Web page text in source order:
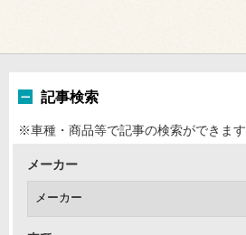
記事検索
※車種・商品等で記事の検索ができます
メーカー